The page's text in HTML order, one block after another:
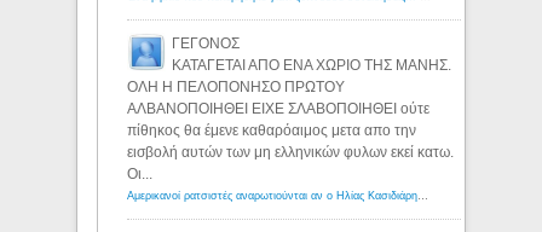
ΓΕΓΟΝΟΣ
ΚΑΤΑΓΕΤΑΙ ΑΠΟ ΕΝΑ ΧΩΡΙΟ ΤΗΣ ΜΑΝΗΣ.
ΟΛΗ Η ΠΕΛΟΠΟΝΗΣΟ ΠΡΩΤΟΥ
ΑΛΒΑΝΟΠΟΙΗΘΕΙ ΕΙΧΕ ΣΛΑΒΟΠΟΙΗΘΕΙ ούτε
πίθηκος θα έμενε καθαρόαιμος μετα απο την
εισβολή αυτών των μη ελληνικών φυλων εκεί κατω.
Οι...